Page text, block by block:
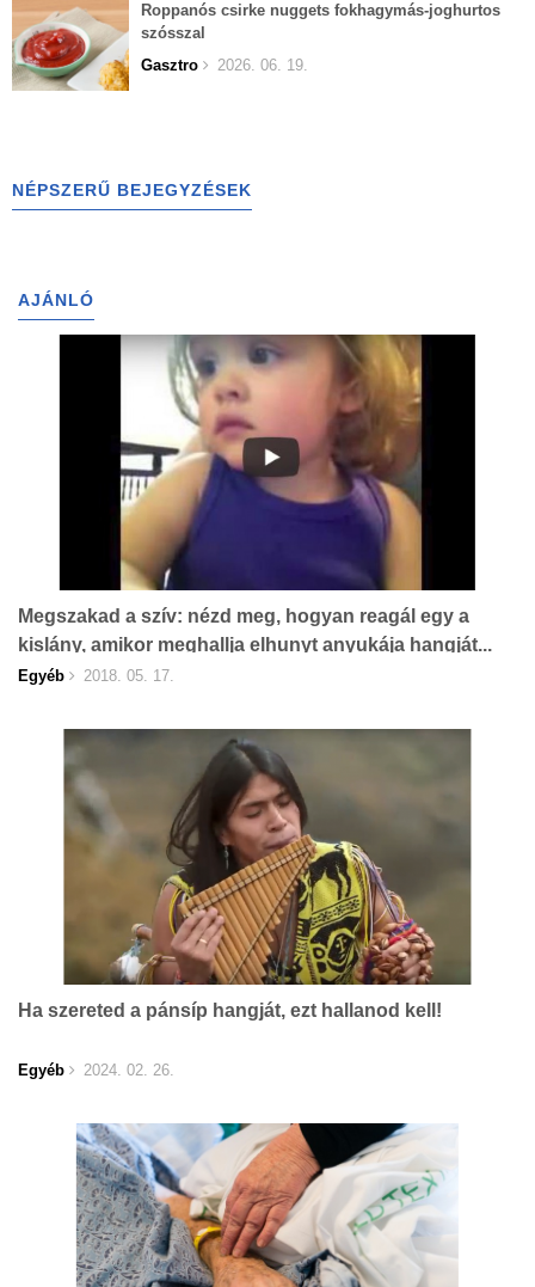
Roppanós csirke nuggets fokhagymás-joghurtos
szósszal
Gasztro
2026. 06. 19.
NÉPSZERŰ BEJEGYZÉSEK
AJÁNLÓ
Megszakad a szív: nézd meg, hogyan reagál egy a
kislány, amikor meghallja elhunyt anyukája hangját...
Egyéb 2018. 05. 17.
Ha szereted a pánsíp hangját, ezt hallanod kell!
Egyéb 2024. 02. 26.